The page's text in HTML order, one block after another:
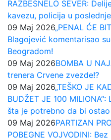
RAZBESNELO SEVER:
kavezu, policija u
09 Maj 2026„PENAL ĆE
Blagojević komentarisao
Beogradom!
09 Maj 2026BOMBA U
trenera Crvene zvezde!?
09 Maj 2026„TEŠKO JE
BUDŽET JE 100
šta je potrebno da bi
09 Maj 2026PARTIZAN
POBEGNE VOJVODINI: